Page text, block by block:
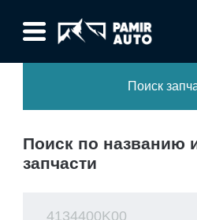
Поиск
Поиск по названию
запчасти